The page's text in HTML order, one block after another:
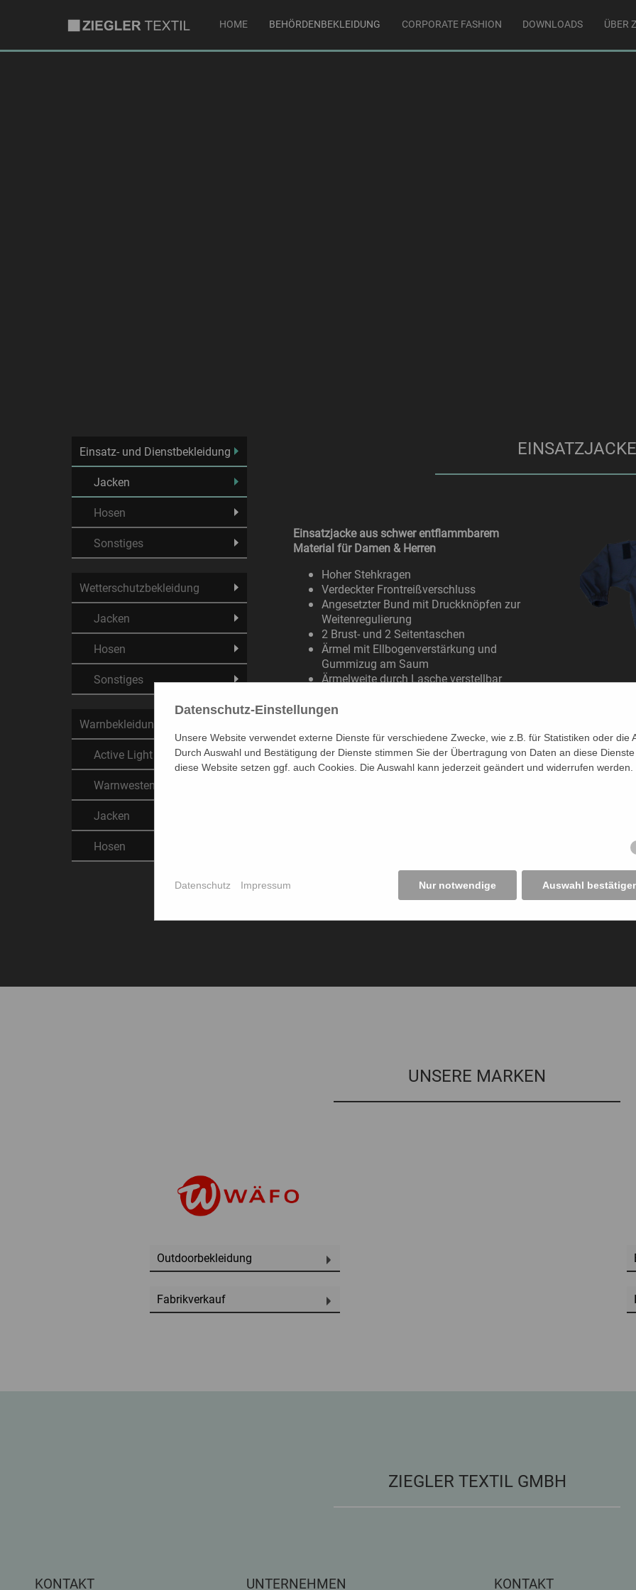
HOME BEHÖRDENBEKLEIDUNG CORPORATE FASHION DOWNLOADS ÜBER
Einsatz- und Dienstbekleidung
Jacken
Hosen
Sonstiges
Wetterschutzbekleidung
Jacken
Hosen
Sonstiges
Warnbekleidung
Active Light
Warnwesten
Jacken
Hosen
Einsatzjacke aus schwer entflammbarem
Material für Damen & Herren
Hoher Stehkragen
Verdeckter Frontreißverschluss
Angesetzter Bund mit Druckknöpfen zur
Weitenregulierung
2 Brust- und 2 Seitentaschen
Ärmel mit Ellbogenverstärkung und
Gummizug am Saum
Ärmelweite durch Lasche verstellbar
Material:
Aramid, 2% antistatische
Komponente
Flächengewicht:
ca. 195 g/m²
UNSERE MARKEN
Outdoorbekleidung
Fabrikverkauf
ZIEGLER TEXTIL GMBH
KONTAKT UNTERNEHMEN KONTAKT
Datenschutz-Einstellungen
Unsere Website verwendet externe Dienste für verschiedene Zwecke, wie z.B. für Statistiken oder die
Durch Auswahl und Bestätigung der Dienste stimmen Sie der Übertragung von Daten an diese
diese Website setzen ggf. auch Cookies. Die Auswahl kann jederzeit geändert und widerrufen werden.
Nur notwendige Auswahl
Datenschutz Impressum